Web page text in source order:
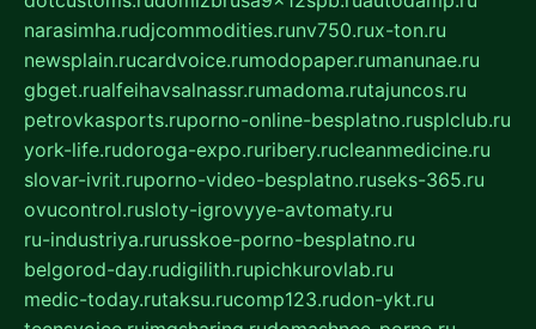
narasimha.rudjcommodities.runv750.rux-ton.ru
newsplain.rucardvoice.rumodopaper.rumanunae.ru
gbget.rualfeihavsalnassr.rumadoma.rutajuncos.ru
petrovkasports.ruporno-online-besplatno.rusplclub.ru
york-life.rudoroga-expo.ruribery.rucleanmedicine.ru
slovar-ivrit.ruporno-video-besplatno.ruseks-365.ru
ovucontrol.rusloty-igrovyye-avtomaty.ru
ru-industriya.rurusskoe-porno-besplatno.ru
belgorod-day.rudigilith.rupichkurovlab.ru
medic-today.rutaksu.rucomp123.rudon-ykt.ru